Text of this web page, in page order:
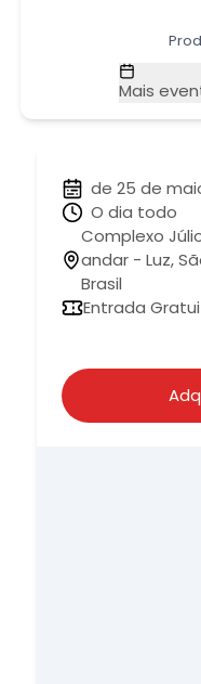
Mais
de 25 de
O dia todo
Complexo
andar - Luz,
Brasil
Entrada